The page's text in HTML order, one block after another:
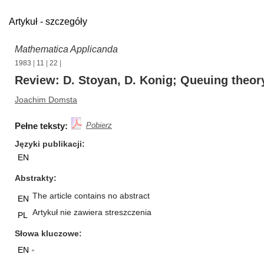
Artykuł - szczegóły
Mathematica Applicanda
1983 11 22
Review: D. Stoyan, D. Konig; Queuing
Joachim Domsta
Pełne teksty: Pobierz
Języki publikacji
EN
Abstrakty
EN The article contains no abstract
PL Artykuł nie zawiera streszczenia
Słowa kluczowe
EN